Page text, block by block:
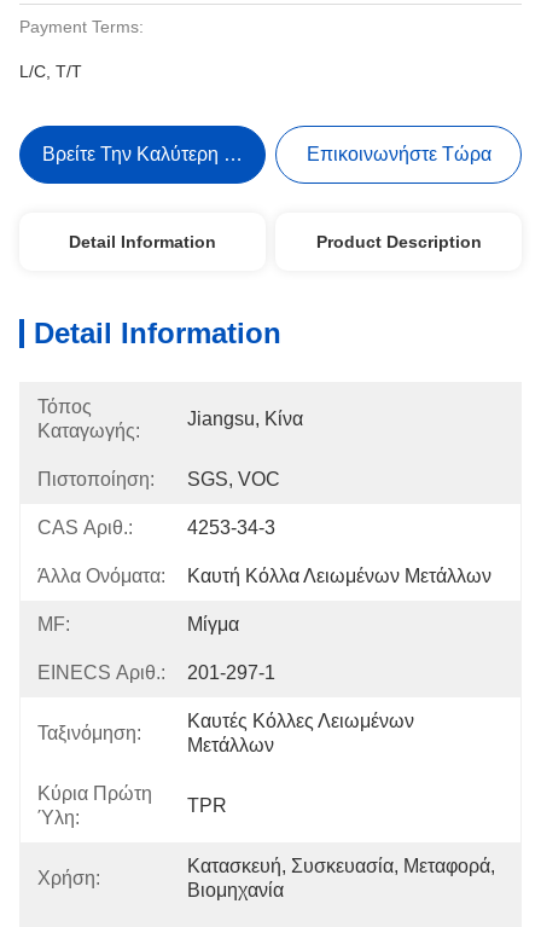
Payment Terms:
L/C, T/T
Βρείτε Την Καλύτερη Τιμή Επικοινωνήστε Τώρα
Detail Information Product Description
Detail Information
Τόπος
Καταγωγής:
Jiangsu, Κίνα
Πιστοποίηση: SGS, VOC
CAS Αριθ.: 4253-34-3
Άλλα Ονόματα: Καυτή Κόλλα Λειωμένων Μετάλλων
MF: Μίγμα
EINECS Αριθ.: 201-297-1
Ταξινόμηση:
Καυτές Κόλλες Λειωμένων
Μετάλλων
Κύρια Πρώτη
Ύλη:
TPR
Χρήση:
Κατασκευή, Συσκευασία, Μεταφορά,
Βιομηχανία